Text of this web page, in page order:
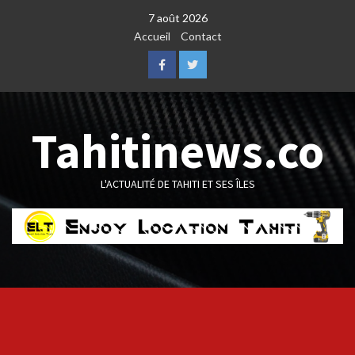
7 août 2026
Accueil
Contact
FacebookTwitter
Tahitinews.co
L'ACTUALITÉ DE TAHITI ET SES ÎLES